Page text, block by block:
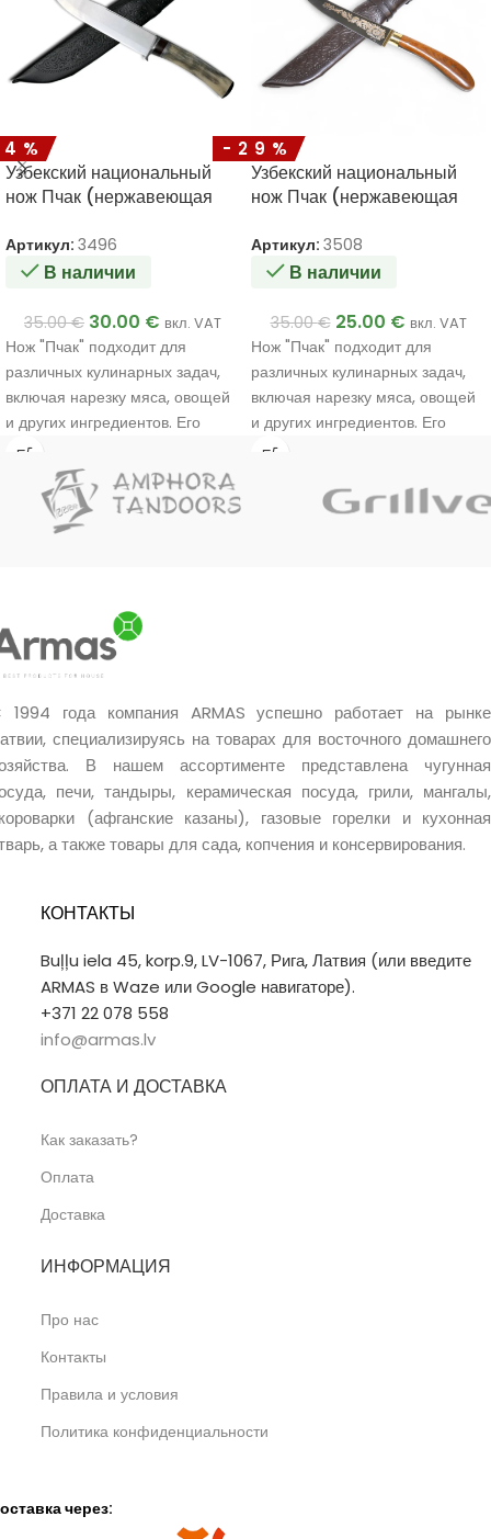
Узбекский национальный
нож Пчак (нержавеющая
Артикул: 3496
В наличии
35.00€ 30.00 € вкл. VAT
Нож "Пчак" подходит для
различных кулинарных задач,
включая нарезку мяса, овощей
и других ингредиентов. Его
уникальный дизайн и
материалы обеспечивают
прочность и эффективность в
использовании.
-29%
Узбекский национальный
нож Пчак (нержавеющая
Артикул: 3508
В наличии
35.00€ 25.00 € вкл. VAT
Нож "Пчак" подходит для
различных кулинарных задач,
включая нарезку мяса, овощей
и других ингредиентов. Его
уникальный дизайн и
прочность и эффективность в
1994 года компания ARMAS успешно работает на рынке
специализируясь на товарах для восточного домашнего
В нашем ассортименте представлена чугунная
печи, тандыры, керамическая посуда, грили, мангалы,
(афганские казаны), газовые горелки и кухонная
а также товары для сада, копчения и консервирования.
КОНТАКТЫ
Buļļu iela 45, korp.9, LV-1067, Рига, Латвия (или введите
ARMAS в Waze или Google навигаторе).
+371 22 078 558
info@armas.lv
ОПЛАТА И ДОСТАВКА
Как заказать?
Оплата
Доставка
ИНФОРМАЦИЯ
Про нас
Контакты
Правила и условия
Политика конфиденциальности
через: